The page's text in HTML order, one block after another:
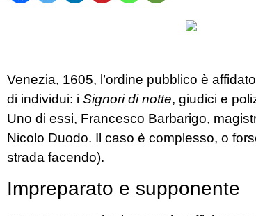
Venezia, 1605, l’ordine pubblico è
di individui: i Signori di notte, giudici e
Uno di essi, Francesco Barbarigo,
Nicolo Duodo. Il caso è complesso, o
strada facendo).
Impreparato e supponente